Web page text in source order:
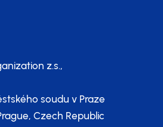
z.s.,
soudu v Praze
Czech Republic